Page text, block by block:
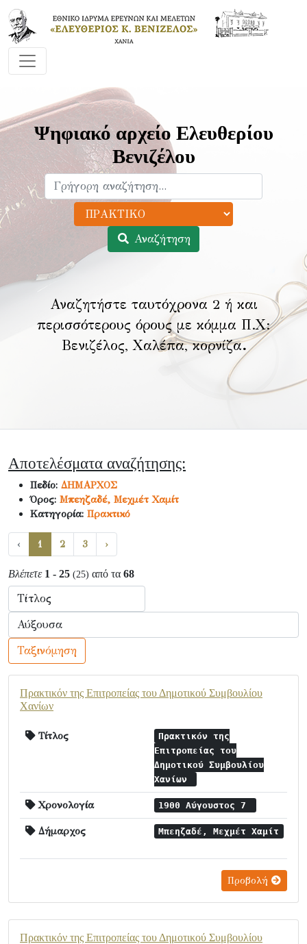
Ψηφιακό αρχείο Ελευθερίου
Βενιζέλου
Αναζήτηση
Αναζητήστε ταυτόχρονα 2 ή και
περισσότερους όρους με κόμμα Π.Χ:
Βενιζέλος, Χαλέπα, κορνίζα.
Αποτελέσματα αναζήτησης:
Πεδίο: ΔΗΜΑΡΧΟΣ
Όρος: Μπεηζαδέ, Μεχμέτ Χαμίτ
Κατηγορία: Πρακτικό
‹ 1 2 3 ›
Βλέπετε 1 - 25 (25) από τα 68
Ταξινόμηση
Πρακτικόν της Επιτροπείας του Δημοτικού Συμβουλίου
Χανίων
Τίτλος
Πρακτικόν της
Επιτροπείας του
Δημοτικού Συμβουλίου
Χανίων
Χρονολογία 1900 Αύγουστος 7
Δήμαρχος Μπεηζαδέ, Μεχμέτ Χαμίτ
Προβολή
Πρακτικόν της Επιτροπείας του Δημοτικού Συμβουλίου